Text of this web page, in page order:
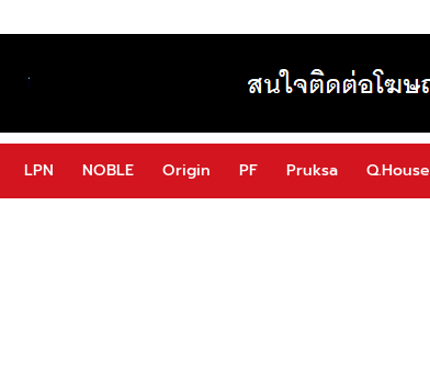
LPN NOBLE Origin PF Pruksa Q.House